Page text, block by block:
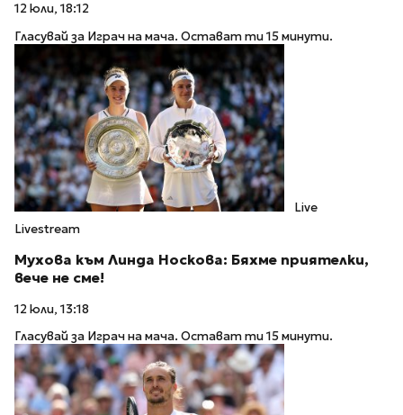
12 юли, 18:12
Гласувай за Играч на мача. Остават ти 15 минути.
Live
Livestream
Мухова към Линда Носкова: Бяхме приятелки,
вече не сме!
12 юли, 13:18
Гласувай за Играч на мача. Остават ти 15 минути.